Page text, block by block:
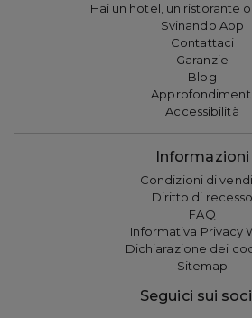
Hai un hotel, un ristorante
Svinando App
Contattaci
Garanzie
Blog
Approfondimenti
Accessibilità
Informazioni
Condizioni di
Diritto di recesso
FAQ
Informativa Privacy
Dichiarazione dei
Sitemap
Seguici sui